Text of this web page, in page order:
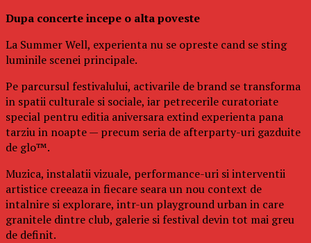
Dupa concerte incepe o alta poveste
La Summer Well, experienta nu se opreste cand se sting
luminile scenei principale.
Pe parcursul festivalului, activarile de brand se transforma
in spatii culturale si sociale, iar petrecerile curatoriate
special pentru editia aniversara extind experienta pana
tarziu in noapte — precum seria de afterparty-uri gazduite
de glo™.
Muzica, instalatii vizuale, performance-uri si interventii
artistice creeaza in fiecare seara un nou context de
intalnire si explorare, intr-un playground urban in care
granitele dintre club, galerie si festival devin tot mai greu
de definit.